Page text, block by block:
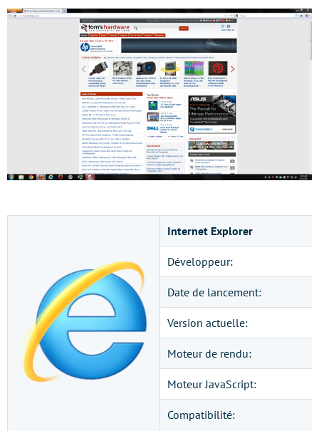
Internet Explorer
Développeur:
Date de lancement:
Version actuelle:
Moteur de rendu:
Moteur JavaScript:
Compatibilité: